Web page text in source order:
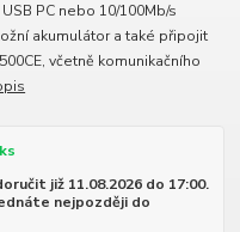
PC nebo 10/100Mb/s
akumulátor a také připojit
včetně komunikačního
již 11.08.2026 do 17:00.
nejpozději do